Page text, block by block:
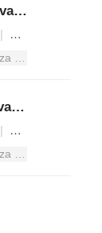
Rio Dreams, il Carnevale d’estate
|
Rio Dreams, il carnevale dell'estate ai Tucul
|